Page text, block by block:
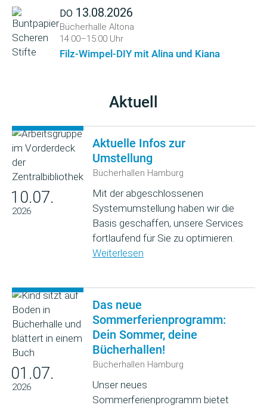
DO 13.08.2026
Bücherhalle Altona
14:00–15:00 Uhr
Filz-Wimpel-DIY mit Alina und Kiana
Aktuell
10.07.
2026
Aktuelle Infos zur
Umstellung
Bücherhallen Hamburg
Mit der abgeschlossenen
Systemumstellung haben wir die
Basis geschaffen, unsere Services
fortlaufend für Sie zu optimieren.
Weiterlesen
01.07.
2026
Das neue
Sommerferienprogramm:
Dein Sommer, deine
Bücherhallen!
Bücherhallen Hamburg
Unser neues
Sommerferienprogramm bietet